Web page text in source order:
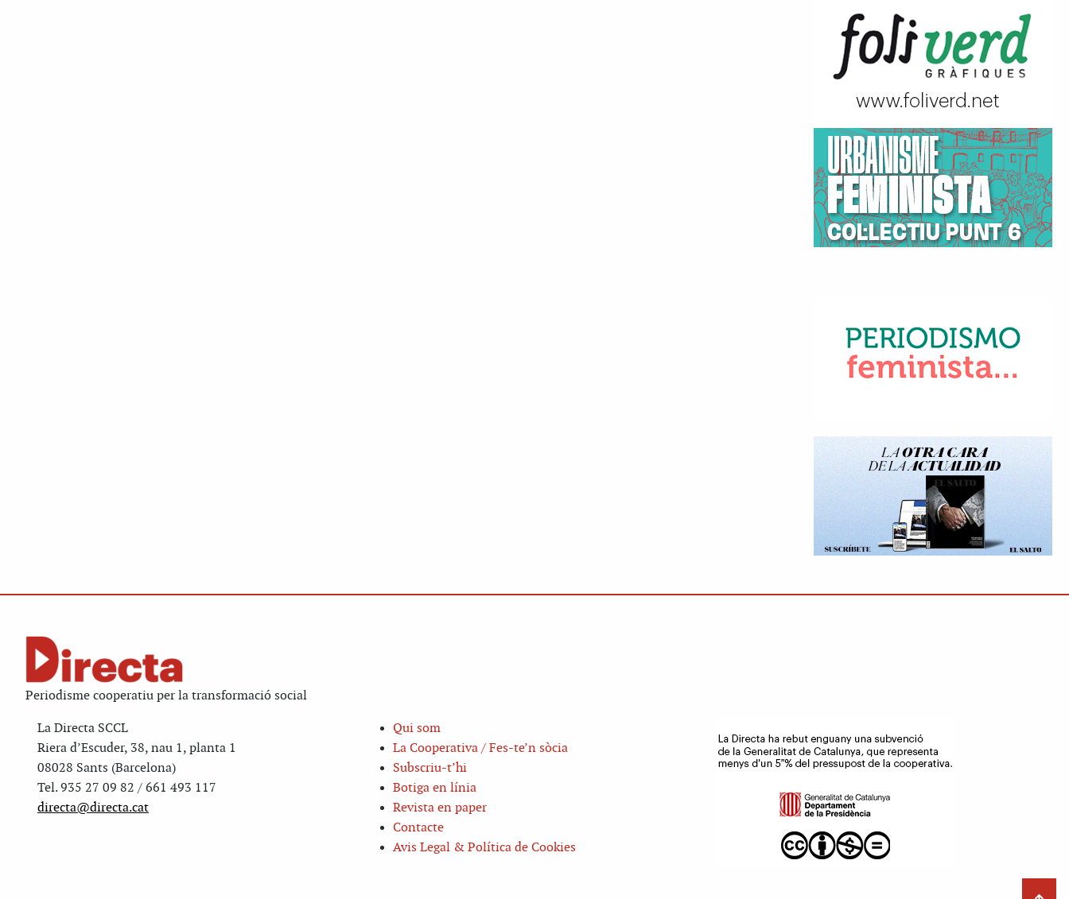
Periodisme cooperatiu per la transformació social
La Directa SCCL
Riera d’Escuder, 38, nau 1, planta 1
08028 Sants (Barcelona)
Tel. 935 27 09 82 / 661 493 117
directa@directa.cat
Qui som
La Cooperativa / Fes-te’n sòcia
Subscriu-t’hi
Botiga en línia
Revista en paper
Contacte
Avis Legal & Política de Cookies